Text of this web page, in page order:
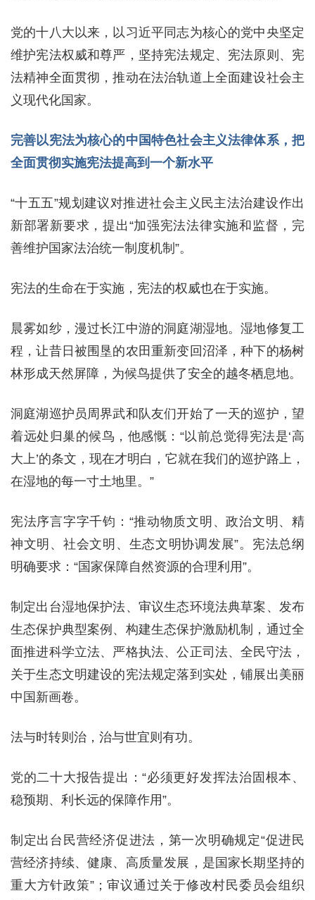
党的十八大以来，以习近平同志为核心的党中央坚定
维护宪法权威和尊严，坚持宪法规定、宪法原则、宪
法精神全面贯彻，推动在法治轨道上全面建设社会主
义现代化国家。
完善以宪法为核心的中国特色社会主义法律体系，把
全面贯彻实施宪法提高到一个新水平
“十五五”规划建议对推进社会主义民主法治建设作出
新部署新要求，提出“加强宪法法律实施和监督，完
善维护国家法治统一制度机制”。
宪法的生命在于实施，宪法的权威也在于实施。
晨雾如纱，漫过长江中游的洞庭湖湿地。湿地修复工
程，让昔日被围垦的农田重新变回沼泽，种下的杨树
林形成天然屏障，为候鸟提供了安全的越冬栖息地。
洞庭湖巡护员周界武和队友们开始了一天的巡护，望
着远处归巢的候鸟，他感慨：“以前总觉得宪法是‘高
大上’的条文，现在才明白，它就在我们的巡护路上，
在湿地的每一寸土地里。”
宪法序言字字千钧：“推动物质文明、政治文明、精
神文明、社会文明、生态文明协调发展”。宪法总纲
明确要求：“国家保障自然资源的合理利用”。
制定出台湿地保护法、审议生态环境法典草案、发布
生态保护典型案例、构建生态保护激励机制，通过全
面推进科学立法、严格执法、公正司法、全民守法，
关于生态文明建设的宪法规定落到实处，铺展出美丽
中国新画卷。
法与时转则治，治与世宜则有功。
党的二十大报告提出：“必须更好发挥法治固根本、
稳预期、利长远的保障作用”。
制定出台民营经济促进法，第一次明确规定“促进民
营经济持续、健康、高质量发展，是国家长期坚持的
重大方针政策”；审议通过关于修改村民委员会组织